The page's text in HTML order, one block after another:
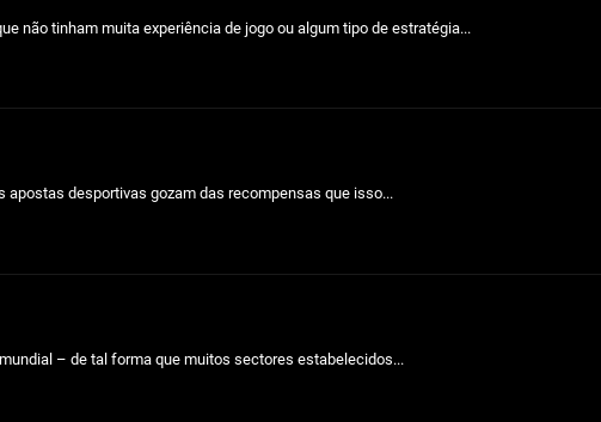
não tinham muita experiência de jogo ou algum tipo de estratégia...
apostas desportivas gozam das recompensas que isso...
– de tal forma que muitos sectores estabelecidos...